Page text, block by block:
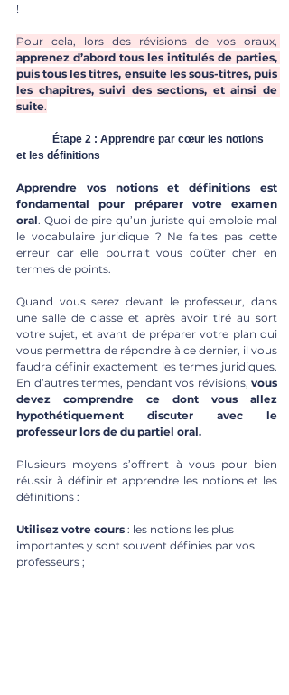
!
apprenez d’abord tous les intitulés de parties,
puis tous les titres, ensuite les sous-titres, puis
les chapitres, suivi des sections, et ainsi de
suite.
et les définitions
Apprendre vos notions et définitions est
fondamental pour préparer votre examen
oral. Quoi de pire qu’un juriste qui emploie mal
le vocabulaire juridique ? Ne faites pas cette
erreur car elle pourrait vous coûter cher en
termes de points.
Quand vous serez devant le professeur, dans
une salle de classe et après avoir tiré au sort
votre sujet, et avant de préparer votre plan qui
vous permettra de répondre à ce dernier, il vous
faudra définir exactement les termes juridiques.
En d’autres termes, pendant vos révisions, vous
devez comprendre ce dont vous allez
hypothétiquement discuter avec le
professeur lors de du partiel oral.
Plusieurs moyens s’offrent à vous pour bien
réussir à définir et apprendre les notions et les
définitions :
Utilisez votre cours : les notions les plus
importantes y sont souvent définies par vos
professeurs ;